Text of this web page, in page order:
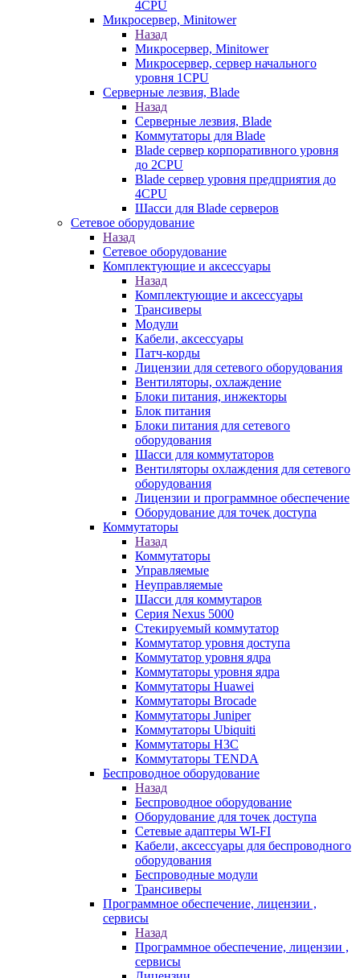
4CPU
Микросервер, Minitower
Назад
Микросервер, Minitower
Микросервер, сервер начального
уровня 1CPU
Серверные лезвия, Blade
Назад
Серверные лезвия, Blade
Коммутаторы для Blade
Blade сервер корпоративного уровня
до 2CPU
Blade сервер уровня предприятия до
4CPU
Шасси для Blade серверов
Сетевое оборудование
Назад
Сетевое оборудование
Комплектующие и аксессуары
Назад
Комплектующие и аксессуары
Трансиверы
Модули
Кабели, аксессуары
Патч-корды
Лицензии для сетевого оборудования
Вентиляторы, охлаждение
Блоки питания, инжекторы
Блок питания
Блоки питания для сетевого
оборудования
Шасси для коммутаторов
Вентиляторы охлаждения для сетевого
оборудования
Лицензии и программное обеспечение
Оборудование для точек доступа
Коммутаторы
Назад
Коммутаторы
Управляемые
Неуправляемые
Шасси для коммутаров
Серия Nexus 5000
Стекируемый коммутатор
Коммутатор уровня доступа
Коммутатор уровня ядра
Коммутаторы уровня ядра
Коммутаторы Huawei
Коммутаторы Brocade
Коммутаторы Juniper
Коммутаторы Ubiquiti
Коммутаторы H3C
Коммутаторы TENDA
Беспроводное оборудование
Назад
Беспроводное оборудование
Оборудование для точек доступа
Сетевые адаптеры WI-FI
Кабели, аксессуары для беспроводного
оборудования
Беспроводные модули
Трансиверы
Программное обеспечение, лицензии ,
сервисы
Назад
Программное обеспечение, лицензии ,
сервисы